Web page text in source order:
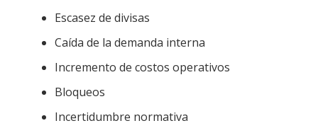
Escasez de divisas
Caída de la demanda interna
Incremento de costos operativos
Bloqueos
Incertidumbre normativa